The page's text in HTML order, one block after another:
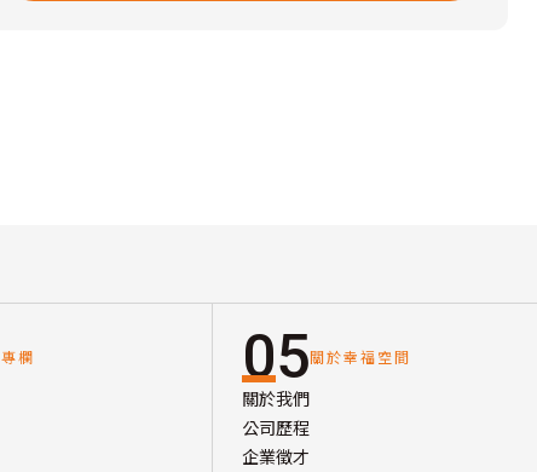
欄 05關於幸福空間
關於我們
公司歷程
企業徵才